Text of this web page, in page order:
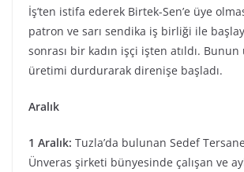
İş’ten istifa ederek Birtek-Sen’e üye
patron ve sarı sendika iş birliği ile
sonrası bir kadın işçi işten atıldı.
üretimi durdurarak direnişe başladı.
Aralık
1 Aralık: Tuzla’da bulunan Sedef
Ünveras şirketi bünyesinde çalışan ve